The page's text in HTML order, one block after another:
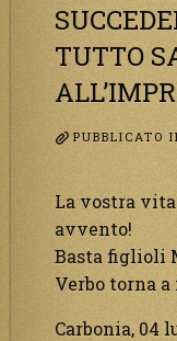
TUTTO
PUBBLICATO
La vostra
avvento!
Basta figlioli
Verbo torna a
Carbonia, 04